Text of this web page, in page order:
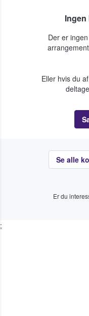
Ingen
Der er
Eller hvis du
Se alle
Er du
;